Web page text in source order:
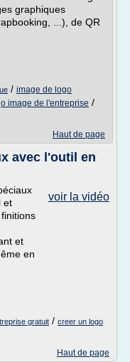
graphiques
...), de QR
/ image de logo
image de l'entreprise /
Haut de page
avec l'outil en
voir la vidéo
et
et
en
gratuit / creer un logo
Haut de page